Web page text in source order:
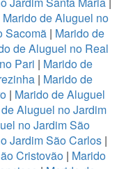
Marido de Aluguel no
Sacomã | Marido de
de Aluguel no Real
Pari | Marido de
| Marido de
| Marido de Aluguel
Aluguel no Jardim
no Jardim São
Jardim São Carlos |
Cristovão | Marido